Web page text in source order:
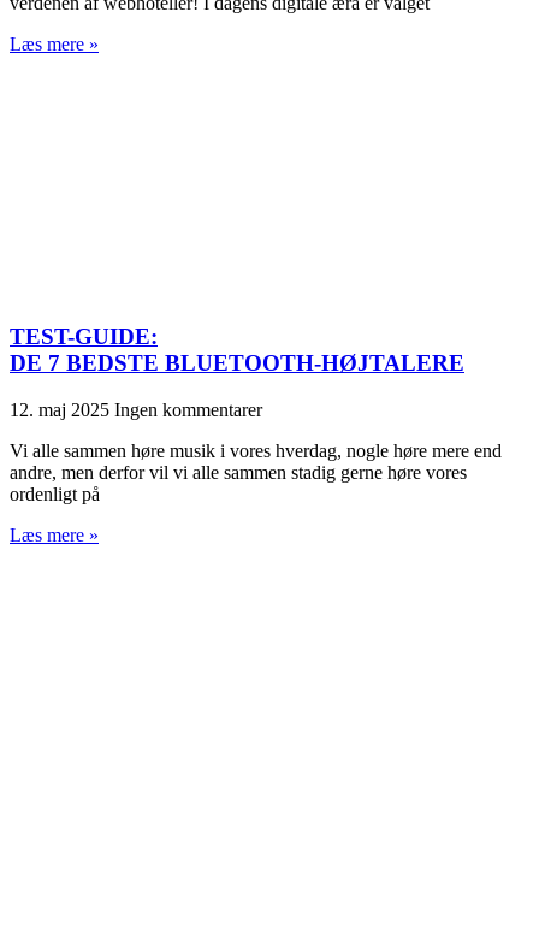
Læs mere »
TEST-GUIDE:
DE 7 BEDSTE BLUETOOTH-HØJTALERE
12. maj 2025 Ingen kommentarer
Vi alle sammen høre musik i vores hverdag, nogle høre mere end
andre, men derfor vil vi alle sammen stadig gerne høre vores
ordenligt på
Læs mere »